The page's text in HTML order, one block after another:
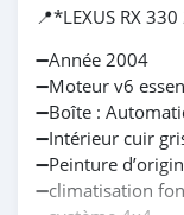
📍*LEXUS RX
➖Année 2004
➖Moteur v6
➖Boîte :
➖Intérieur cuir
➖Peinture
➖climatisation